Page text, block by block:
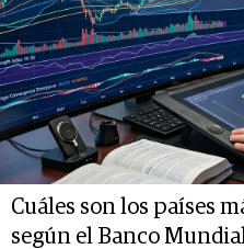
Cuáles son los países
según el Banco